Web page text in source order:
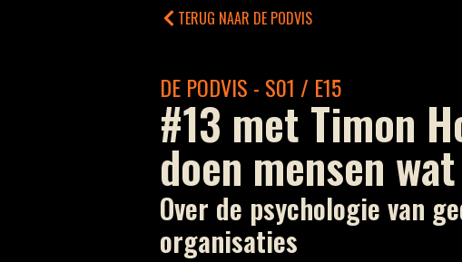
TERUG NAAR DE PODVIS
DE PODVIS - S01 / E15
#13 met Timon
doen mensen
Over de psychologie van
organisaties